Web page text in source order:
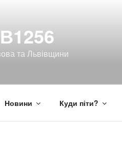
та Львівщини
Новини Куди піти?